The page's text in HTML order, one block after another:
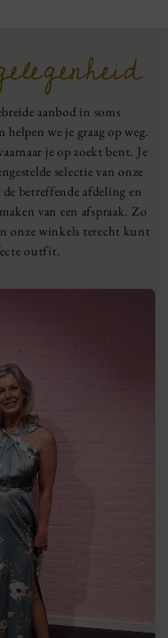
aanbod in soms
we je graag op weg.
je op zoekt bent. Je
selectie van onze
betreffende afdeling en
van een afspraak. Zo
onze winkels terecht kunt
outfit.